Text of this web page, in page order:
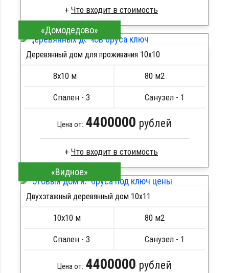
Профилированный брус
Стропила, балки 50х200 мм
Кровля металлочерепица
Сборка на березовые нагеля, джут
Металлические сваи 108 диаметр
ПОДРОБНЕЕ
«Домодедово»
Деревянный дом для проживания 10x10
8х10 м 80 м2
Спален - 3 Санузел - 1
Цена от: 4400000 рублей
Профилированный брус
Стропила, балки 50х200 мм
Кровля металлочерепица
Сборка на березовые нагеля, джут
Металлические сваи 108 диаметр
ПОДРОБНЕЕ
«Видное»
Двухэтажный деревянный дом 10х11
10х10 м 80 м2
Спален - 3 Санузел - 1
Цена от: 4400000 рублей